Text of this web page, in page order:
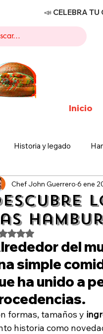
📣 CELEBRA
Inicio
Historia y legado
Sucursales The Crime
Parrilla Grill
La Gente
Chef John Guerrero 6 ene
Obtuvo NaN de 5 estrellas.
del
simple
ha unido a
formas, tamaños y
historia como